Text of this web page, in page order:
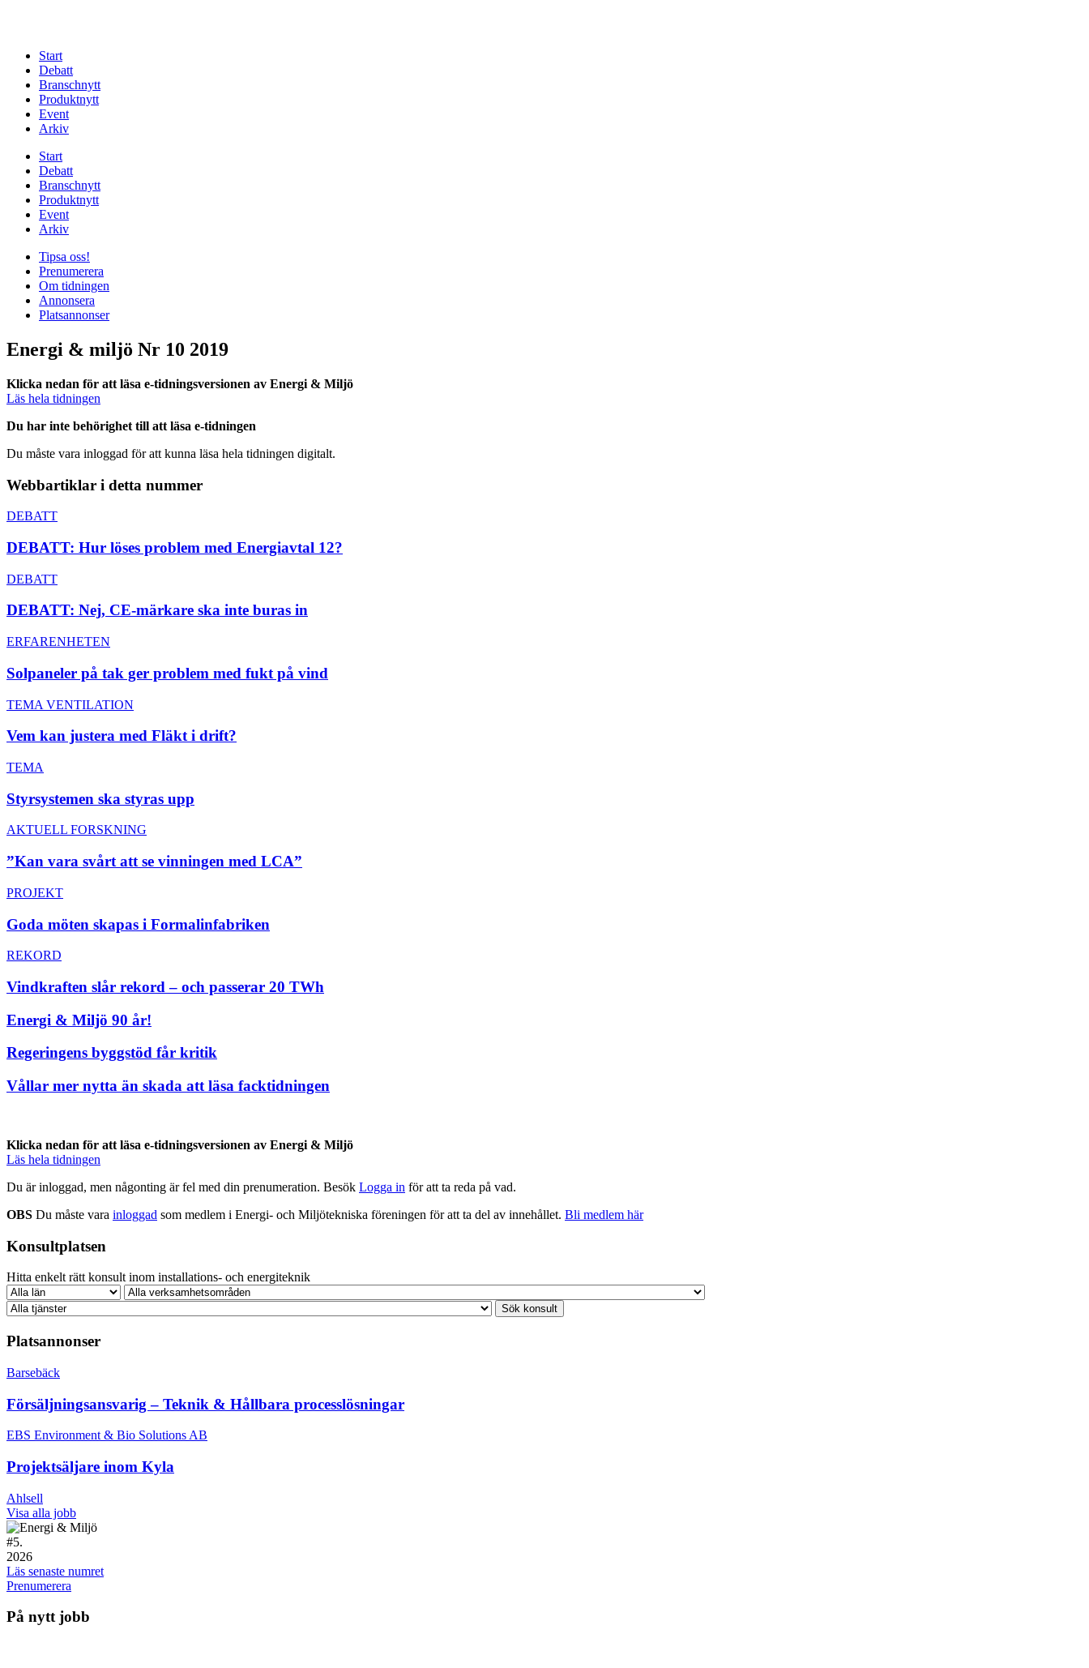
Start
Debatt
Branschnytt
Produktnytt
Event
Arkiv
Start
Debatt
Branschnytt
Produktnytt
Event
Arkiv
Tipsa oss!
Prenumerera
Om tidningen
Annonsera
Platsannonser
Energi & miljö Nr 10 2019
Klicka nedan för att läsa e-tidningsversionen av Energi & Miljö
Läs hela tidningen
Du har inte behörighet till att läsa e-tidningen
Du måste vara inloggad för att kunna läsa hela tidningen digitalt.
Webbartiklar i detta nummer
DEBATT
DEBATT: Hur löses problem med Energiavtal 12?
DEBATT
DEBATT: Nej, CE-märkare ska inte buras in
ERFARENHETEN
Solpaneler på tak ger problem med fukt på vind
TEMA VENTILATION
Vem kan justera med Fläkt i drift?
TEMA
Styrsystemen ska styras upp
AKTUELL FORSKNING
”Kan vara svårt att se vinningen med LCA”
PROJEKT
Goda möten skapas i Formalinfabriken
REKORD
Vindkraften slår rekord – och passerar 20 TWh
Energi & Miljö 90 år!
Regeringens byggstöd får kritik
Vållar mer nytta än skada att läsa facktidningen
Klicka nedan för att läsa e-tidningsversionen av Energi & Miljö
Läs hela tidningen
Du är inloggad, men någonting är fel med din prenumeration. Besök Logga in för att ta reda på vad.
OBS Du måste vara inloggad som medlem i Energi- och Miljötekniska föreningen för att ta del av innehållet. Bli medlem här
Konsultplatsen
Hitta enkelt rätt konsult inom installations- och energiteknik
Platsannonser
Barsebäck
Försäljningsansvarig – Teknik & Hållbara processlösningar
EBS Environment & Bio Solutions AB
Projektsäljare inom Kyla
Ahlsell
Visa alla jobb
#5.
2026
Läs senaste numret
Prenumerera
På nytt jobb